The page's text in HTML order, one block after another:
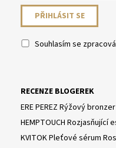
Souhlasím se
RECENZE BLOGEREK
ERE PEREZ Rýžový
HEMPTOUCH
KVITOK Pleťové sérum